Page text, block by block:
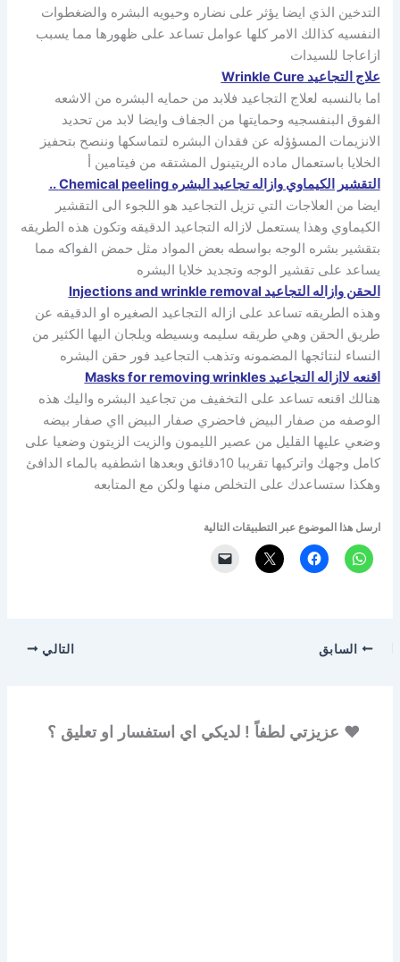
التدخين الذي ايضا يؤثر على نضاره وحيويه البشره والضغطوات
النفسيه كذالك الامر كلها عوامل تساعد على ظهورها مما يسبب
ازاعاجا للسيدات
علاج التجاعيد Wrinkle Cure
اما بالنسبه لعلاج التجاعيد فلابد من حمايه البشره من الاشعه
الفوق البنفسجيه وحمايتها من الجفاف وايضا لابد من تحديد
الانزيمات المسؤؤله عن فقدان البشره لتماسكها وننصح بتحفيز
الخلايا باستعمال ماده الريتينول المشتقه من فيتامين أ
التقشير الكيماوي وازاله تجاعيد البشره Chemical peeling ..
ايضا من العلاجات التي تزيل التجاعيد هو اللجوء الى التقشير
الكيماوي وهذا يستعمل لازاله التجاعيد الدقيقه وتكون هذه الطريقه
بتقشير بشره الوجه بواسطه بعض المواد مثل حمض الفواكه مما
يساعد على تقشير الوجه وتجديد خلايا البشره
الحقن وازاله التجاعيد Injections and wrinkle removal
وهذه الطريقه تساعد على ازاله التجاعيد الصغيره او الدقيقه عن
طريق الحقن وهي طريقه سليمه وبسيطه ويلجان اليها الكثير من
النساء لنتائجها المضمونه وتذهب التجاعيد فور حقن البشره
اقنعه لاازاله التجاعيد Masks for removing wrinkles
هنالك اقنعه تساعد على التخفيف من تجاعيد البشره واليك هذه
الوصفه من صفار البيض فاحضري صفار البيض ااي صفار بيضه
وضعي عليها القليل من عصير الليمون والزيت الزيتون وضعيا على
كامل وجهك واتركيها تقريبا 10دقائق وبعدها اشطفيه بالماء الدافئ
وهكذا ستساعدك على التخلص منها ولكن مع المتابعه
ارسل هذا الموضوع عبر التطبيقات التالية
السابق التالي
♥ عزيزتي لطفاً ! لديكي اي استفسار او تعليق ؟